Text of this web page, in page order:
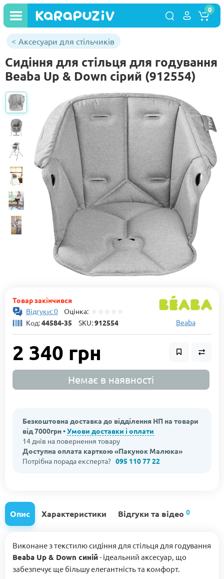
0
Аксесуари для стільчиків
Сидіння для стільця для годування
Beaba Up & Down сірий (912554)
Товар закінчився
Відгуки: 0 Оцінка:
Код:44584-35 SKU:912554 Beaba
2 340 грн
Немає в наявності
Безкоштовна доставка до відділення НП на товари
від 7000грн •Умови доставки і оплати
14 днів на повернення товару
Доступна оплата карткою «Пакунок Малюка»
Потрібна порада експерта? 095 110 77 22
Опис Характеристики Відгуки та відео 0
Виконане з текстилю сидіння для стільця для годування
Beaba Up & Down синій- ідеальний аксесуар, що
забезпечує ще більшу елегантність та комфорт.